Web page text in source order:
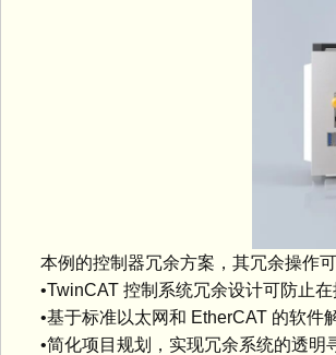
本例的控制器冗余方案，其冗余操作可
•TwinCAT 控制系统冗余设计可防止在
•基于标准以太网和 EtherCAT 的软件
•简化项目规划，实现冗余系统的透明